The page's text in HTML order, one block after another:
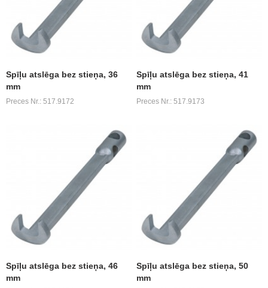
Spīļu atslēga bez stieņa, 36
mm
Preces Nr.: 517.9172
Spīļu atslēga bez stieņa, 41
mm
Preces Nr.: 517.9173
Spīļu atslēga bez stieņa, 46
mm
Spīļu atslēga bez stieņa, 50
mm